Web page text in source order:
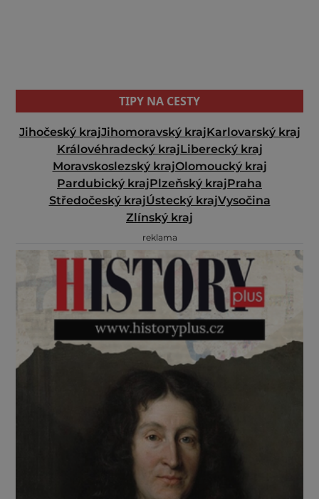
TIPY NA CESTY
Jihočeský krajJihomoravský krajKarlovarský kraj
Královéhradecký krajLiberecký kraj
Moravskoslezský krajOlomoucký kraj
Pardubický krajPlzeňský krajPraha
Středočeský krajÚstecký krajVysočina
Zlínský kraj
reklama